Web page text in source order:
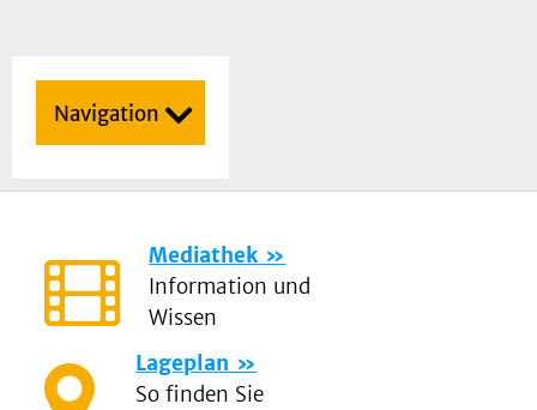
Navigation
Mediathek
Information und
Wissen
Lageplan
So finden Sie